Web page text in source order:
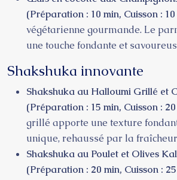
(Préparation : 10 min, Cuisson : 10
végétarienne gourmande. Le
une touche fondante et
Shakshuka innovante
Shakshuka au Halloumi Grillé et
(Préparation : 15 min, Cuisson : 20
grillé apporte une texture
unique, rehaussé par la
Shakshuka au Poulet et Olives
(Préparation : 20 min, Cuisson :